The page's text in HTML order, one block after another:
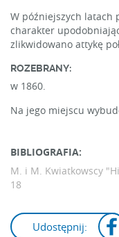
W późniejszych latach
charakter
zlikwidowano attykę
ROZEBRANY:
w 1860.
Na jego miejscu
BIBLIOGRAFIA:
M. i M. Kwiatkowscy
18
Udostępnij: